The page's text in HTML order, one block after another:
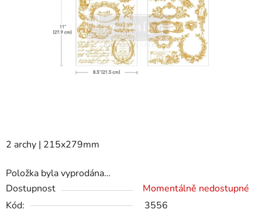
2 archy | 215x279mm
Položka byla vyprodána…
Dostupnost
Momentálně nedostupné
Kód:
3556